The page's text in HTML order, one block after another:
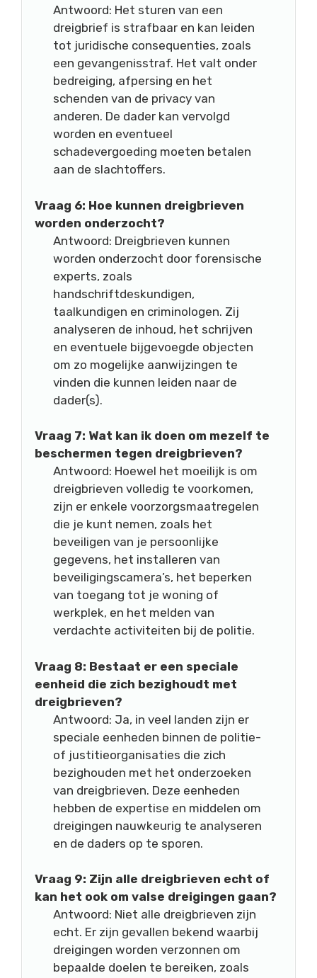
Antwoord: Het sturen van een
dreigbrief is strafbaar en kan leiden
tot juridische consequenties, zoals
een gevangenisstraf. Het valt onder
bedreiging, afpersing en het
schenden van de privacy van
anderen. De dader kan vervolgd
worden en eventueel
schadevergoeding moeten betalen
aan de slachtoffers.
Vraag 6: Hoe kunnen dreigbrieven
worden onderzocht?
Antwoord: Dreigbrieven kunnen
worden onderzocht door forensische
experts, zoals
handschriftdeskundigen,
taalkundigen en criminologen. Zij
analyseren de inhoud, het schrijven
en eventuele bijgevoegde objecten
om zo mogelijke aanwijzingen te
vinden die kunnen leiden naar de
dader(s).
Vraag 7: Wat kan ik doen om mezelf te
beschermen tegen dreigbrieven?
Antwoord: Hoewel het moeilijk is om
dreigbrieven volledig te voorkomen,
zijn er enkele voorzorgsmaatregelen
die je kunt nemen, zoals het
beveiligen van je persoonlijke
gegevens, het installeren van
beveiligingscamera’s, het beperken
van toegang tot je woning of
werkplek, en het melden van
verdachte activiteiten bij de politie.
Vraag 8: Bestaat er een speciale
eenheid die zich bezighoudt met
dreigbrieven?
Antwoord: Ja, in veel landen zijn er
speciale eenheden binnen de politie-
of justitieorganisaties die zich
bezighouden met het onderzoeken
van dreigbrieven. Deze eenheden
hebben de expertise en middelen om
dreigingen nauwkeurig te analyseren
en de daders op te sporen.
Vraag 9: Zijn alle dreigbrieven echt of
kan het ook om valse dreigingen gaan?
Antwoord: Niet alle dreigbrieven zijn
echt. Er zijn gevallen bekend waarbij
dreigingen worden verzonnen om
bepaalde doelen te bereiken, zoals